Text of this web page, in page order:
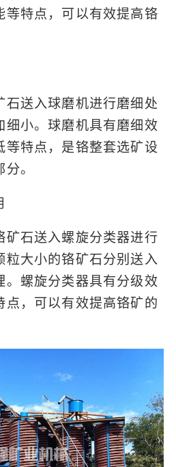
等特点，可以有效提高铬
石送入球磨机进行磨细处
细小。球磨机具有磨细效
等特点，是铬整套选矿设
。
矿石送入螺旋分类器进行
粒大小的铬矿石分别送入
。螺旋分类器具有分级效
点，可以有效提高铬矿的